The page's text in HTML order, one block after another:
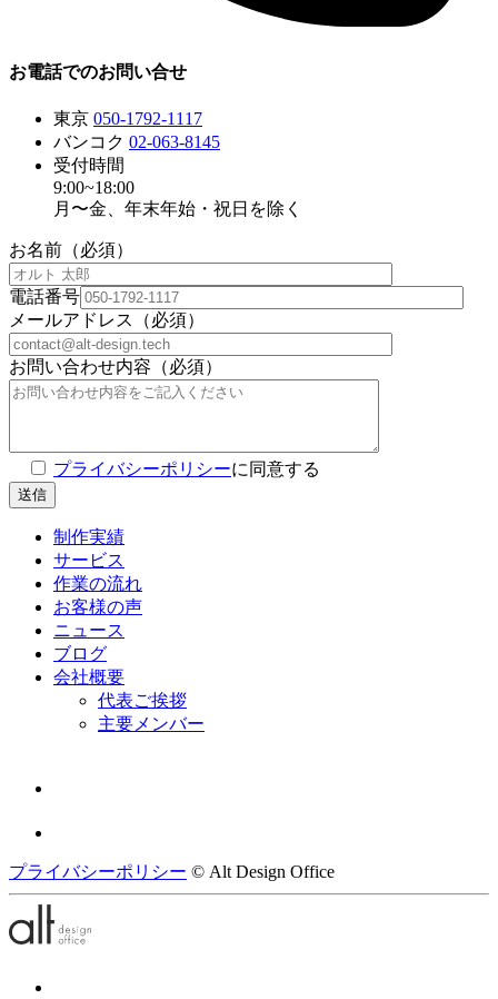
お電話でのお問い合せ
東京 050-1792-1117
バンコク 02-063-8145
受付時間
9:00~18:00
月〜金、年末年始・祝日を除く
お名前（必須）
電話番号
メールアドレス（必須）
お問い合わせ内容（必須）
プライバシーポリシーに同意する
制作実績
サービス
作業の流れ
お客様の声
ニュース
ブログ
会社概要
代表ご挨拶
主要メンバー
プライバシーポリシー © Alt Design Office